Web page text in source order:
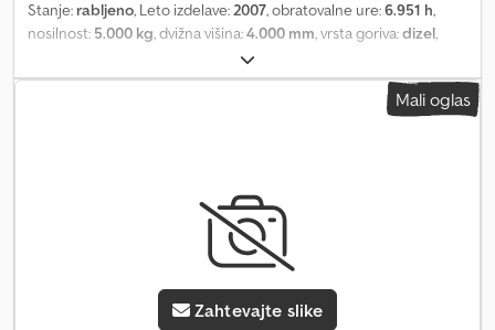
Stanje: rabljeno, Leto izdelave: 2007, obratovalne ure:6.951 h,
nosilnost: 5.000 kg , dvižna višina:4.000 mm , vrsta goriva:dizel
, stanje pnevmatik:
drugo,
Mali oglas
Zahtevajte slike